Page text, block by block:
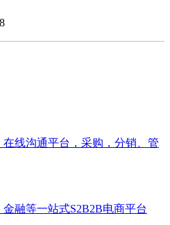
线沟通平台，采购，分销、管
融等一站式S2B2B电商平台